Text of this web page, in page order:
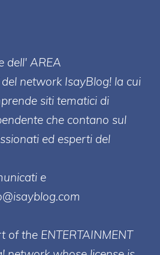
dell' AREA
del network IsayBlog! la cui
siti tematici di
che contano sul
ed esperti del
e
of the ENTERTAINMENT